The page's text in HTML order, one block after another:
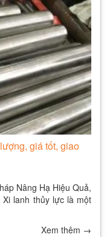
giá tốt, giao
Nâng Hạ Hiệu Quả,
lanh thủy lực là một
Xem thêm →